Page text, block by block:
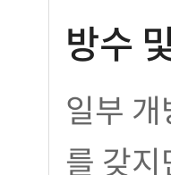
방수
일부
를 갖